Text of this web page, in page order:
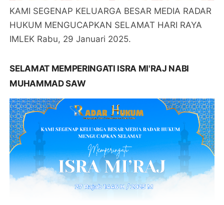
KAMI SEGENAP KELUARGA BESAR MEDIA RADAR
HUKUM MENGUCAPKAN SELAMAT HARI RAYA
IMLEK Rabu, 29 Januari 2025.
SELAMAT MEMPERINGATI ISRA MI'RAJ NABI
MUHAMMAD SAW